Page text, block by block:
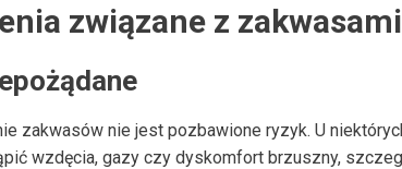
związane z zakwasami
zakwasów nie jest pozbawione ryzyk. U
wzdęcia, gazy czy dyskomfort brzuszny,